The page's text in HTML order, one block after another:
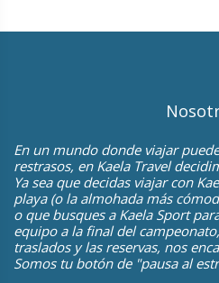
En un mundo donde viajar
restrasos, en Kaela Travel
Ya sea que decidas viajar con
playa (o la almohada más
o que busques a Kaela Sport
equipo a la final del
traslados y las reservas, nos
Somos tu botón de "pausa al